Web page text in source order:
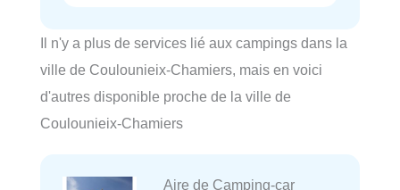
Il n'y a plus de services lié aux campings dans la
ville de Coulounieix-Chamiers, mais en voici
d'autres disponible proche de la ville de
Coulounieix-Chamiers
Aire de Camping-car